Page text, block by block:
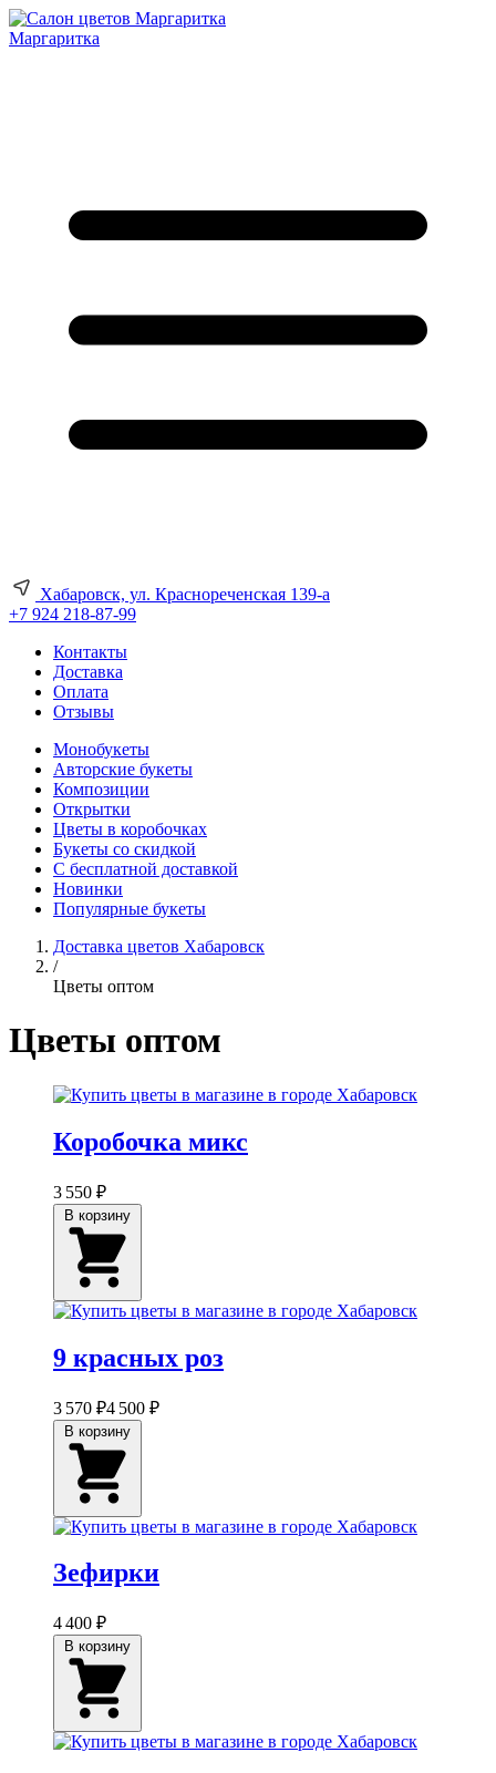
Маргаритка
Хабаровск, ул. Краснореченская 139-а
+7 924 218-87-99
Контакты
Доставка
Оплата
Отзывы
Монобукеты
Авторские букеты
Композиции
Открытки
Цветы в коробочках
Букеты со скидкой
С бесплатной доставкой
Новинки
Популярные букеты
Доставка цветов Хабаровск
/
Цветы оптом
Цветы оптом
Коробочка микс
3 550 ₽
9 красных роз
3 570 ₽4 500 ₽
Зефирки
4 400 ₽